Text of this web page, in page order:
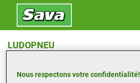
LUDOPNEU
Nous respectons votre confidentialité!